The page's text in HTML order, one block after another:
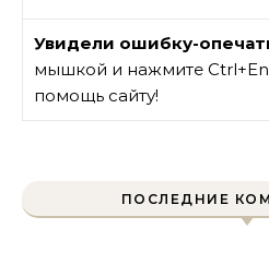
Увидели ошибку-
мышкой и нажмите
помощь сайту!
ПОСЛЕДНИЕ